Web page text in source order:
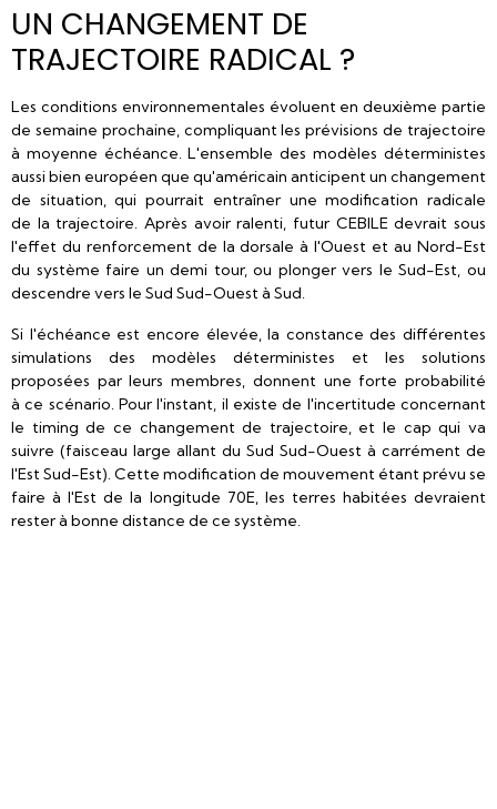
UN CHANGEMENT DE
TRAJECTOIRE RADICAL ?
Les conditions environnementales évoluent en deuxième partie
de semaine prochaine, compliquant les prévisions de trajectoire
à moyenne échéance. L'ensemble des modèles déterministes
aussi bien européen que qu'américain anticipent un changement
de situation, qui pourrait entraîner une modification radicale
de la trajectoire. Après avoir ralenti, futur CEBILE devrait sous
l'effet du renforcement de la dorsale à l'Ouest et au Nord-Est
du système faire un demi tour, ou plonger vers le Sud-Est, ou
descendre vers le Sud Sud-Ouest à Sud.
Si l'échéance est encore élevée, la constance des différentes
simulations des modèles déterministes et les solutions
proposées par leurs membres, donnent une forte probabilité
à ce scénario. Pour l'instant, il existe de l'incertitude concernant
le timing de ce changement de trajectoire, et le cap qui va
suivre (faisceau large allant du Sud Sud-Ouest à carrément de
l'Est Sud-Est). Cette modification de mouvement étant prévu se
faire à l'Est de la longitude 70E, les terres habitées devraient
rester à bonne distance de ce système.